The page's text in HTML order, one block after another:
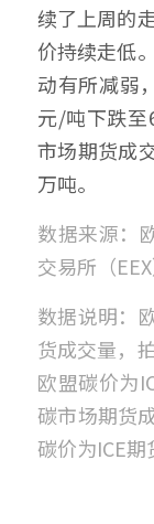
续了上周的
价持续走低
动有所减弱
元/吨下跌
市场期货成
万吨。
数据来源：
交易所（EEX
数据说明：
货成交量，
欧盟碳价为
碳市场期货
碳价为ICE期